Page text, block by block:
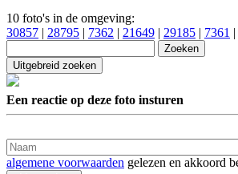
10 foto's in de omgeving:
30857
28795 7362 21649 29185 7361
Een reactie op deze foto insturen
algemene voorwaarden gelezen en akkoord